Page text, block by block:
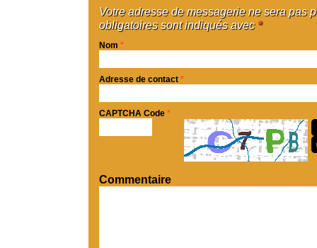
Votre adresse de messagerie ne sera pas
obligatoires sont indiqués avec *
Nom *
Adresse de contact *
CAPTCHA Code *
Commentaire